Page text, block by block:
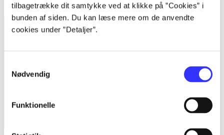
tilbagetrække dit samtykke ved at klikke på ”Cookies” i
bunden af siden. Du kan læse mere om de anvendte
cookies under ”Detaljer”.
Nødvendig
Funktionelle